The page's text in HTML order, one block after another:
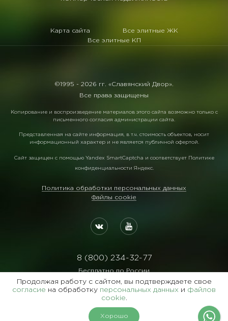
Карта сайта
Все элитные ЖК
Все элитные КП
©1995 - 2026 гг. «Славянский Двор».
Все права защищены
Копирование и воспроизведение материалов этого сайта возможно только с
письменного согласия администрации сайта.
Представленная на сайте информация, в т.ч. стоимость объектов, носит
информационный характер и не является публичной офертой.
Сайт защищен с помощью Yandex SmartCaptcha и соответствует Политике
конфиденциальности Яндекс.
Политика обработки персональных данных
Файлы cookie
8 (800) 234-32-77
Бесплатно по России
Реквизиты:
ООО Агентство "Славянский Двор"
Продолжая работу с сайтом, вы подтверждаете свое
согласие на обработку персональных данных и файлов
cookie.
Хорошо